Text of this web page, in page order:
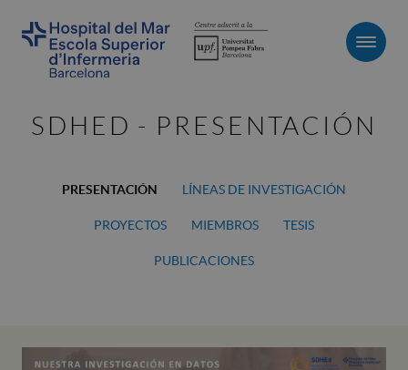
SDHED - PRESENTACIÓN
PRESENTACIÓN LÍNEAS DE INVESTIGACIÓN
PROYECTOS MIEMBROS TESIS
PUBLICACIONES